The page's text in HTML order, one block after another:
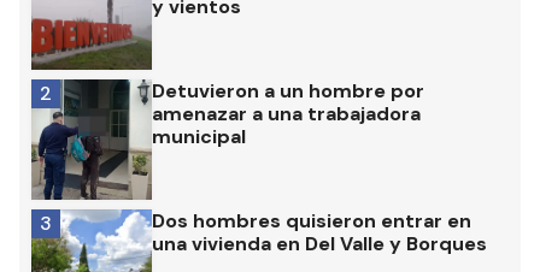
y vientos
Detuvieron a un hombre por
amenazar a una trabajadora
municipal
2
Dos hombres quisieron entrar en
una vivienda en Del Valle y Borques
3